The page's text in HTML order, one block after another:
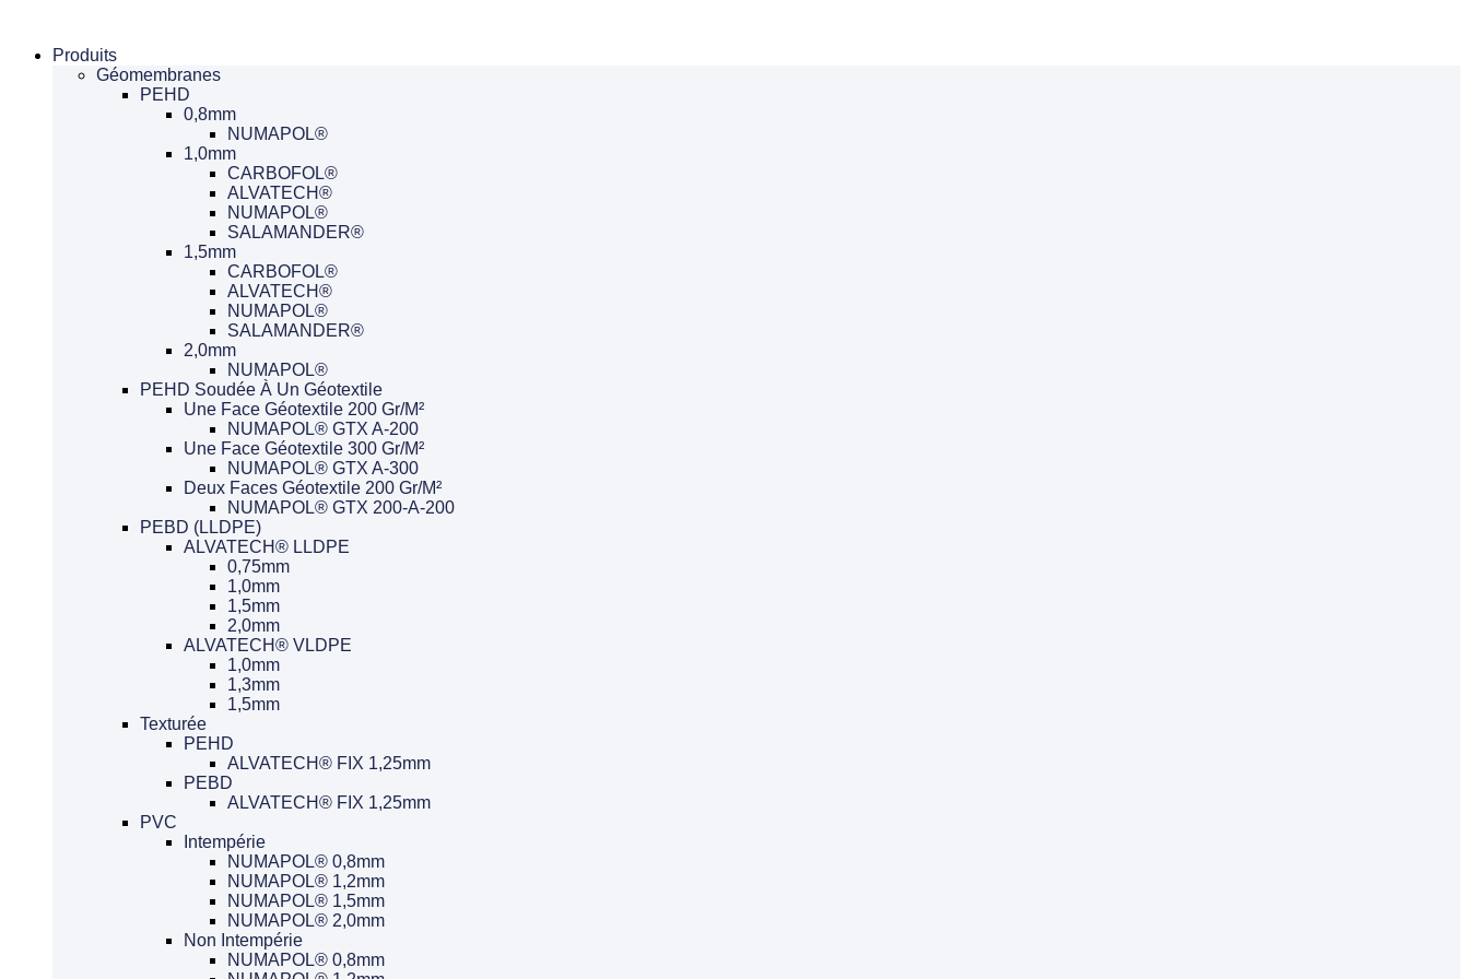
contenuProduits
Géomembranes
PEHD
0,8mm
NUMAPOL®
1,0mm
CARBOFOL®
ALVATECH®
NUMAPOL®
SALAMANDER®
1,5mm
CARBOFOL®
ALVATECH®
NUMAPOL®
SALAMANDER®
2,0mm
NUMAPOL®
PEHD Soudée À Un Géotextile
Une Face Géotextile 200 Gr/m²
NUMAPOL® GTX A-200
Une Face Géotextile 300 Gr/m²
NUMAPOL® GTX A-300
Deux Faces Géotextile 200 Gr/m²
NUMAPOL® GTX 200-A-200
PEBD (LLDPE)
ALVATECH® LLDPE
0,75mm
1,0mm
1,5mm
2,0mm
ALVATECH® VLDPE
1,0mm
1,3mm
1,5mm
Texturée
PEHD
ALVATECH® FIX 1,25mm
PEBD
ALVATECH® FIX 1,25mm
PVC
Intempérie
NUMAPOL® 0,8mm
NUMAPOL® 1,2mm
NUMAPOL® 1,5mm
NUMAPOL® 2,0mm
Non Intempérie
NUMAPOL® 0,8mm